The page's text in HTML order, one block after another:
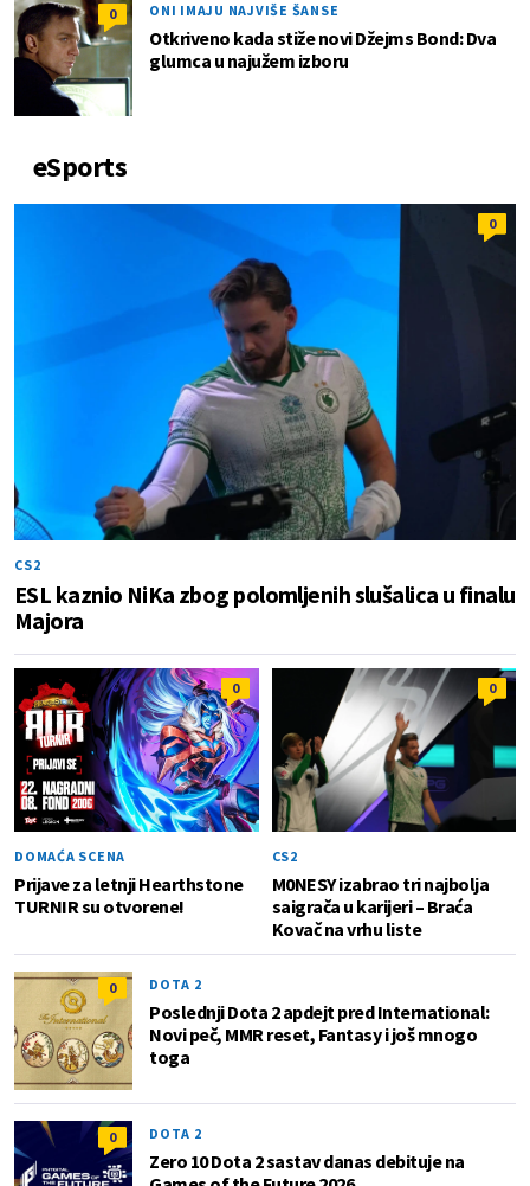
0 ONI IMAJU NAJVIŠE ŠANSE
Otkriveno kada stiže novi Džejms Bond: Dva
glumca u najužem izboru
eSports
0
CS2
ESL kaznio NiKa zbog polomljenih slušalica u finalu
Majora
0
DOMAĆA SCENA
Prijave za letnji Hearthstone
TURNIR su otvorene!
0
CS2
M0NESY izabrao tri najbolja
saigrača u karijeri – Braća
Kovač na vrhu liste
0 DOTA 2
Poslednji Dota 2 apdejt pred International:
Novi peč, MMR reset, Fantasy i još mnogo
toga
0 DOTA 2
Zero 10 Dota 2 sastav danas debituje na